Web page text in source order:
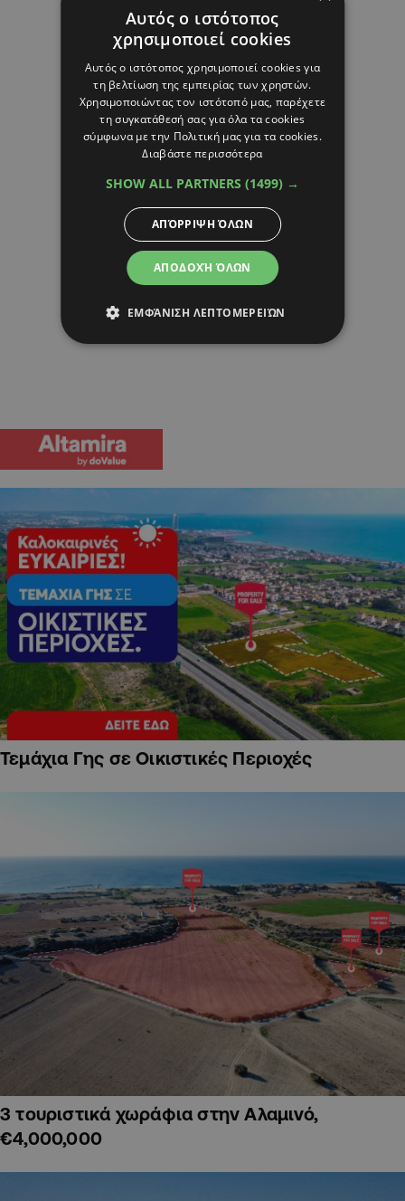
Τεμάχια Γης σε Οικιστικές Περιοχές
3 τουριστικά χωράφια στην Αλαμινό,
€4,000,000
Αυτός ο ιστότοπος
χρησιμοποιεί cookies
Αυτός ο ιστότοπος χρησιμοποιεί cookies για
τη βελτίωση της εμπειρίας των χρηστών.
Χρησιμοποιώντας τον ιστότοπό μας, παρέχετε
τη συγκατάθεσή σας για όλα τα cookies
σύμφωνα με την Πολιτική μας για τα cookies.
Διαβάστε περισσότερα
SHOW ALL PARTNERS (1499) →
ΑΠΟΔΟΧΉ ΌΛΩΝ
ΑΠΌΡΡΙΨΗ ΌΛΩΝ
ΕΜΦΆΝΙΣΗ ΛΕΠΤΟΜΕΡΕΙΏΝ